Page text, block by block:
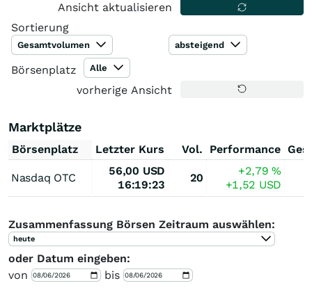
Ansicht aktualisieren
Sortierung
Gesamtvolumen absteigend
Börsenplatz Alle
vorherige Ansicht
Marktplätze
Börsenplatz Letzter Kurs Vol. Performance
Nasdaq OTC
56,00 USD
16:19:23
20
+2,79%
+1,52 USD
Zusammenfassung Börsen Zeitraum auswählen:
heute
oder Datum eingeben:
von
bis